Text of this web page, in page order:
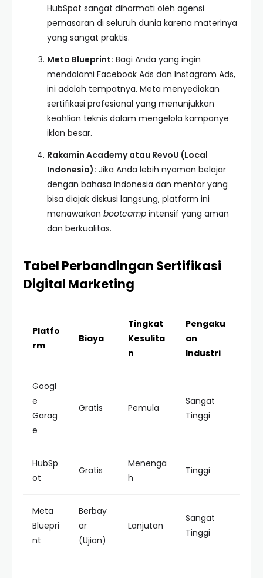
HubSpot sangat dihormati oleh agensi
pemasaran di seluruh dunia karena materinya
yang sangat praktis.
Meta Blueprint: Bagi Anda yang ingin
mendalami Facebook Ads dan Instagram Ads,
ini adalah tempatnya. Meta menyediakan
sertifikasi profesional yang menunjukkan
keahlian teknis dalam mengelola kampanye
iklan besar.
Rakamin Academy atau RevoU (Local
Indonesia): Jika Anda lebih nyaman belajar
dengan bahasa Indonesia dan mentor yang
bisa diajak diskusi langsung, platform ini
menawarkan bootcamp intensif yang aman
dan berkualitas.
Tabel Perbandingan Sertifikasi
Digital Marketing
Platfo
rm
Biaya
Tingkat
Kesulita
n
Pengaku
an
Industri
Googl
e
Garag
e
Gratis Pemula
Sangat
Tinggi
HubSp
ot
Gratis
Menenga
h
Tinggi
Meta
Bluepri
nt
Berbay
ar
(Ujian)
Lanjutan
Sangat
Tinggi